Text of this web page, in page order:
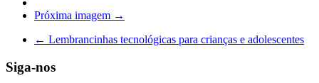
Próxima imagem →
← Lembrancinhas tecnológicas para crianças e adolescentes
Siga-nos